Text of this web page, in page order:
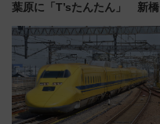
葉原に「T’sたんたん」 新
饅」、オムライス専門店「肉
たまご」新グルメ続々登場！
【2026年8月】